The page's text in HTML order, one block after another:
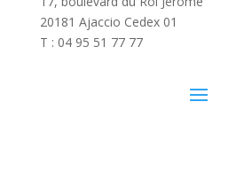
20181 Ajaccio Cedex 01
T : 04 95 51 77 77